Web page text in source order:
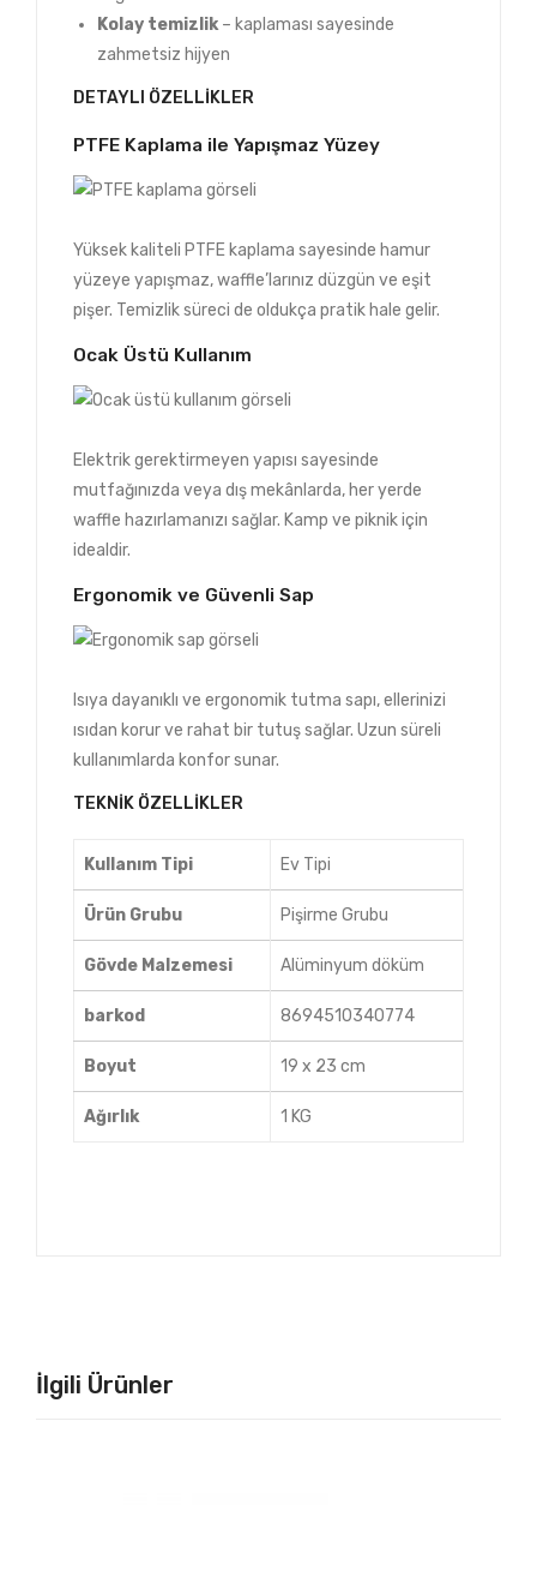
Kolay temizlik– kaplaması sayesinde
zahmetsiz hijyen
DETAYLI ÖZELLIKLER
PTFE Kaplama ile Yapışmaz Yüzey
Yüksek kaliteli PTFE kaplama sayesinde hamur
yüzeye yapışmaz, waffle’larınız düzgün ve eşit
pişer. Temizlik süreci de oldukça pratik hale gelir.
Ocak Üstü Kullanım
Elektrik gerektirmeyen yapısı sayesinde
mutfağınızda veya dış mekânlarda, her yerde
waffle hazırlamanızı sağlar. Kamp ve piknik için
idealdir.
Ergonomik ve Güvenli Sap
Isıya dayanıklı ve ergonomik tutma sapı, ellerinizi
ısıdan korur ve rahat bir tutuş sağlar. Uzun süreli
kullanımlarda konfor sunar.
TEKNIK ÖZELLIKLER
Kullanım Tipi Ev Tipi
Ürün Grubu Pişirme Grubu
Gövde Malzemesi Alüminyum döküm
barkod 8694510340774
Boyut 19 x 23 cm
Ağırlık 1 KG
İlgili Ürünler